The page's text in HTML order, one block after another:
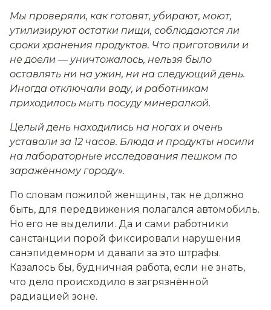
Мы проверяли, как готовят, убирают, моют,
утилизируют остатки пищи, соблюдаются ли
сроки хранения продуктов. Что приготовили и
не доели — уничтожалось, нельзя было
оставлять ни на ужин, ни на следующий день.
Иногда отключали воду, и работникам
приходилось мыть посуду минералкой.
Целый день находились на ногах и очень
уставали за 12 часов. Блюда и продукты носили
на лабораторные исследования пешком по
заражённому городу».
По словам пожилой женщины, так не должно
быть, для передвижения полагался автомобиль.
Но его не выделили. Да и сами работники
санстанции порой фиксировали нарушения
санэпидемнорм и давали за это штрафы.
Казалось бы, будничная работа, если не знать,
что дело происходило в загрязнённой
радиацией зоне.